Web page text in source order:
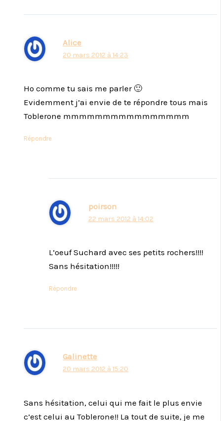
Alice
20 mars 2012 à 14:23
Ho comme tu sais me parler 🙂
Evidemment j’ai envie de te répondre tous mais
Toblerone mmmmmmmmmmmmmmmm
Répondre
poirson
22 mars 2012 à 14:02
L’oeuf Suchard avec ses petits rochers!!!!
Sans hésitation!!!!!
Répondre
Galinette
20 mars 2012 à 15:20
Sans hésitation, celui qui me fait le plus envie
c’est celui au Toblerone!! La tout de suite, je me